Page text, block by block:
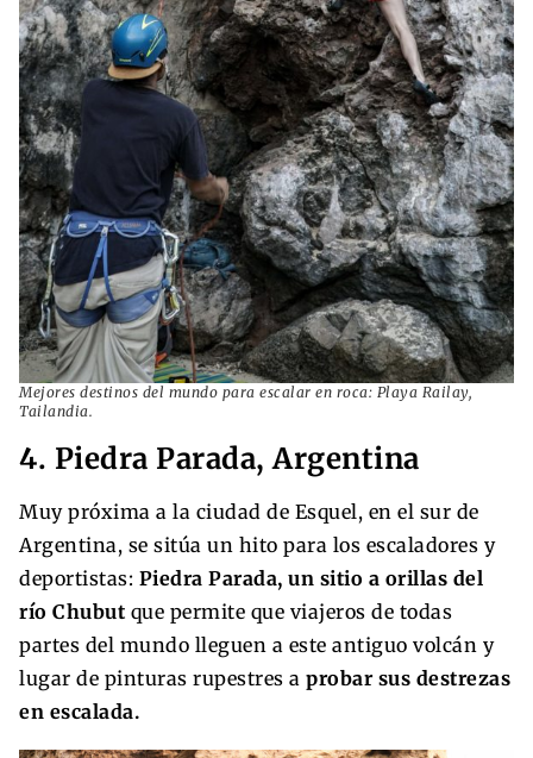
Mejores destinos del mundo para escalar en roca: Playa Railay,
Tailandia.
4. Piedra Parada, Argentina
Muy próxima a la ciudad de Esquel, en el sur de
Argentina, se sitúa un hito para los escaladores y
deportistas: Piedra Parada, un sitio a orillas del
río Chubut que permite que viajeros de todas
partes del mundo lleguen a este antiguo volcán y
lugar de pinturas rupestres a probar sus destrezas
en escalada.